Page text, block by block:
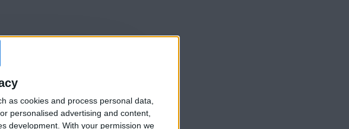
as cookies and process personal data,
personalised advertising and content,
development. With your permission we
entre los favoritos de nadie
from
be among